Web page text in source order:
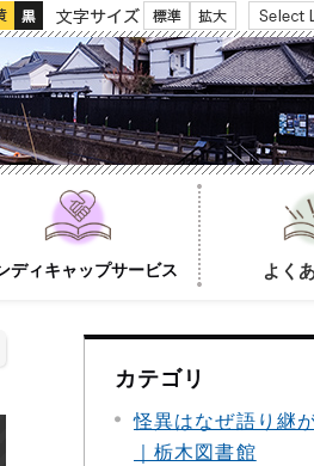
文字サイズ
ディキャップサービス よく
カテゴリ
怪異はなぜ語り継
｜栃木図書館